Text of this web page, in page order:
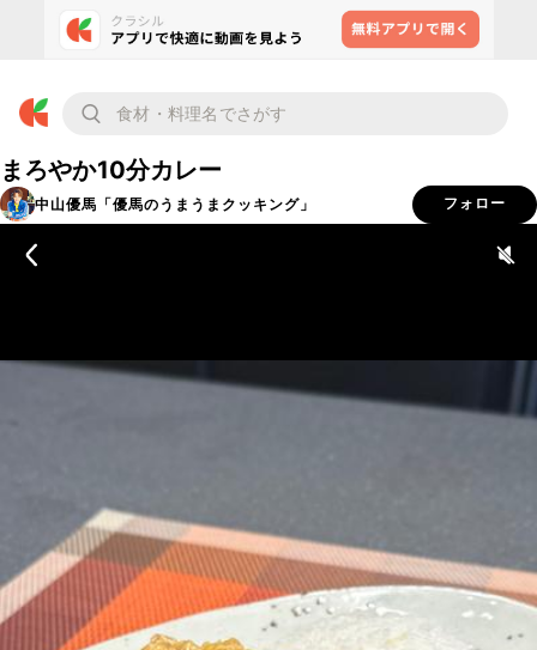
まろやか10分カレー
中山優馬「優馬のうまうまクッキング」 フォロー